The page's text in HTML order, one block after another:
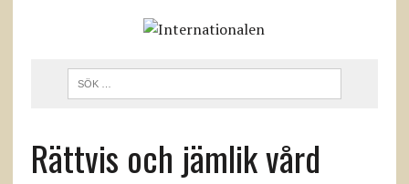
Rättvis och jämlik vård